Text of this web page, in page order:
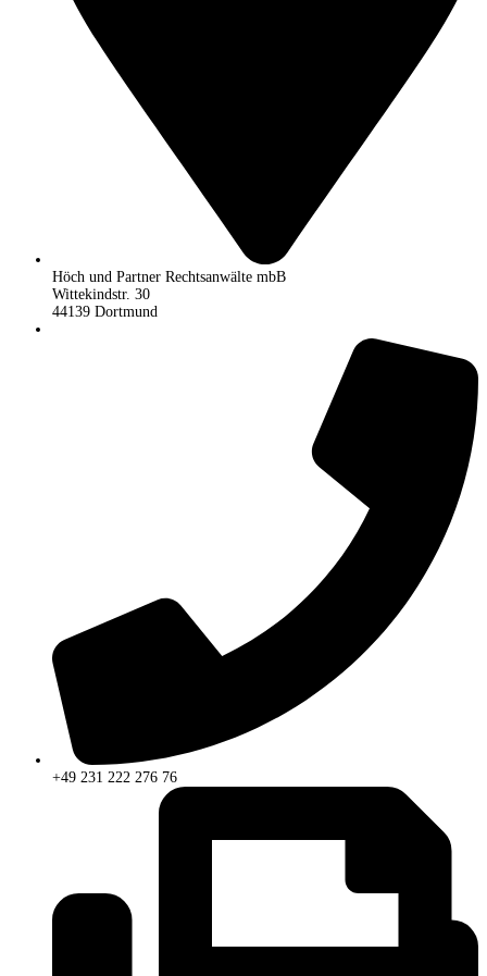
Höch und Partner Rechtsanwälte mbB
Wittekindstr. 30
44139 Dortmund
+49 231 222 276 76